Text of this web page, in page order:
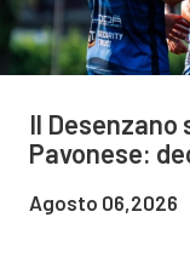
Il Desenzano
Pavonese:
Agosto 06,2026